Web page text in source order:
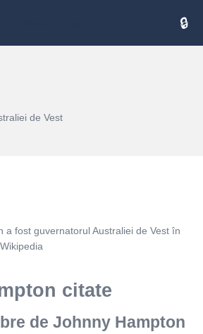
de Vest
a fost guvernatorul Australiei de Vest în
citate
de Johnny Hampton